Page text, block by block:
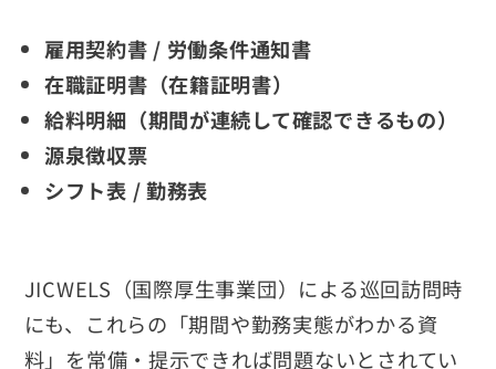
雇用契約書 / 労働条件通知書
在職証明書（在籍証明書）
給料明細（期間が連続して確認できるもの）
源泉徴収票
シフト表 / 勤務表
JICWELS（国際厚生事業団）による巡回訪問時
にも、これらの「期間や勤務実態がわかる資
料」を常備・提示できれば問題ないとされてい